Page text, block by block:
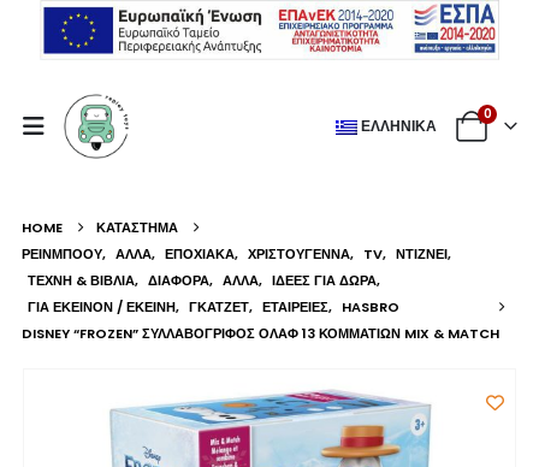
ΕΛΛΗΝΙΚΆ
0
HOME
ΚΑΤΆΣΤΗΜΑ
ΡΕΙΝΜΠΟΟΥ, ΆΛΛΑ, ΕΠΟΧΙΑΚΆ, ΧΡΙΣΤΟΎΓΕΝΝΑ, TV, ΝΤΙΖΝΕΙ,
ΤΈΧΝΗ & ΒΙΒΛΊΑ, ΔΙΆΦΟΡΑ, ΆΛΛΑ, ΙΔΈΕΣ ΓΙΑ ΔΏΡΑ,
ΓΙΑ ΕΚΕΊΝΟΝ / ΕΚΕΊΝΗ, ΓΚΆΤΖΕΤ, ΕΤΑΙΡΕΊΕΣ, HASBRO
DISNEY “FROZEN” ΣΥΛΛΑΒΌΓΡΙΦΟΣ ΌΛΑΦ 13 ΚΟΜΜΑΤΙΏΝ MIX & MATCH